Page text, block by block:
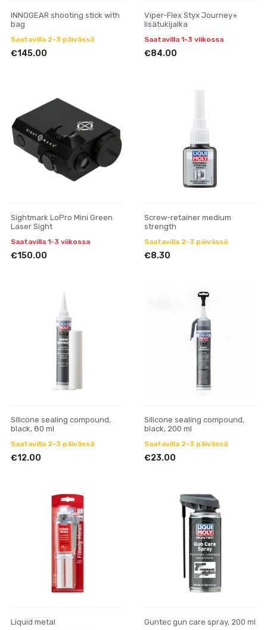
INNOGEAR shooting stick with
bag
Saatavilla 2-3 päivässä
€145.00
Viper-Flex Styx Journey+
lisätukijalka
Saatavilla 1-3 viikossa
€84.00
Sightmark LoPro Mini Green
Laser Sight
Saatavilla 1-3 viikossa
€150.00
Screw-retainer medium
strength
Saatavilla 2-3 päivässä
€8.30
Silicone sealing compound,
black, 80 ml
Saatavilla 2-3 päivässä
€12.00
Silicone sealing compound,
black, 200 ml
Saatavilla 2-3 päivässä
€23.00
Liquid metal Guntec gun care spray, 200 ml